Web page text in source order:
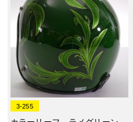
3-255